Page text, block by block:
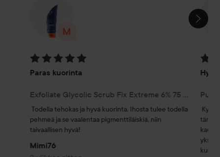
OHITA OSIO
Arvosana: 5 / 5
Paras kuorinta
Exfoliate Glycolic Scrub Fix Extreme 6% 75 ml
Todella tehokas ja hyvä kuorinta. Ihosta tulee todella
pehmeä ja se vaalentaa pigmenttiläiskiä, niin
taivaallisen hyvä!
Mimi76
Kyllä,